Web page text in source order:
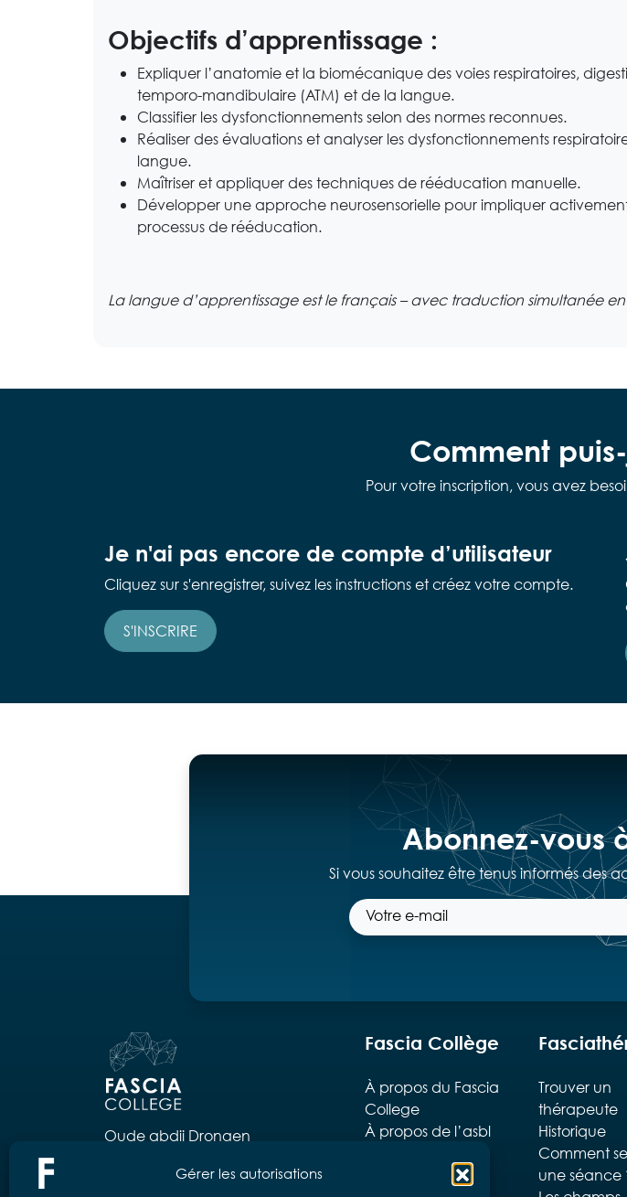
Gérer les autorisations
Objectifs d’apprentissage :
Expliquer l’anatomie et la biomécanique des voies respiratoires,
temporo-mandibulaire (ATM) et de la langue.
Classifier les dysfonctionnements selon des normes reconnues.
Réaliser des évaluations et analyser les dysfonctionnements
langue.
Maîtriser et appliquer des techniques de rééducation manuelle.
Développer une approche neurosensorielle pour impliquer
processus de rééducation.
La langue d’apprentissage est le français – avec traduction simultanée
Comment
Pour votre inscription, vous avez
Je n'ai pas encore de compte d’utilisateur
Cliquez sur s'enregistrer, suivez les instructions et créez votre compte.
S'INSCRIRE
Abonnez-vous
Si vous souhaitez être tenus informés des
Oude abdij Drongen
B-9031 Drongen
Fascia Collège
À propos du Fascia
College
À propos de l’asbl
Trouver un
thérapeute
Historique
Comment
une séance